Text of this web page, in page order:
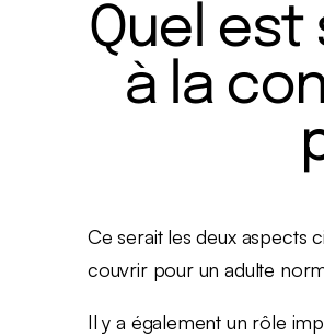
Quel est
à la
Ce serait les deux aspects
couvrir pour un adulte
Il y a également un rôle